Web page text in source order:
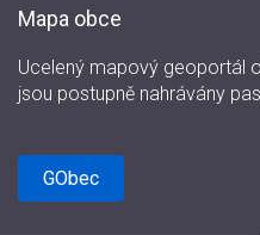
Mapa obce
Ucelený mapový geoportál
jsou postupně nahrávány
GObec